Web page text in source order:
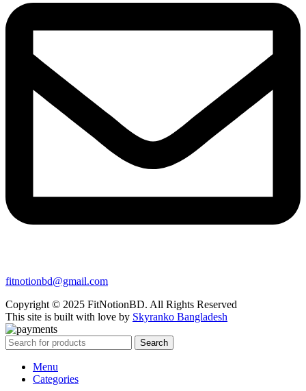
fitnotionbd@gmail.com
Copyright © 2025 FitNotionBD. All Rights Reserved
This site is built with love by Skyranko Bangladesh
Search
Menu
Categories